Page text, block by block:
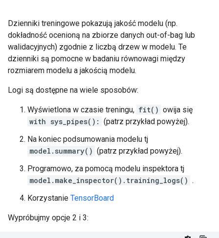
Depth by leafs:
Count: 2429 Average: 3.39234 StdDev: 1.08569
Min: 1 Max: 7 Ignored: 0
----------------------------------------------
[ 1, 2)  26   1.07%   1.07%
[ 2, 3) 557  22.93%  24.00% #######
[ 3, 4) 716  29.48%  53.48% #########
[ 4, 5) 767  31.58%  85.06% ##########
[ 5, 6) 300  12.35%  97.41% ####
[ 6, 7)  57   2.35%  99.75% #
[ 7, 7]   6   0.25% 100.00%
Number of training obs by leaf:
Count: 2429 Average: 31.1239 StdDev: 32.4208
Min: 5 Max: 115 Ignored: 0
----------------------------------------------
[   5,  10) 1193  49.11%  49.11% ##########
[  10,  16)  137   5.64%  54.76% #
[  16,  21)   70   2.88%  57.64% #
[  21,  27)   69   2.84%  60.48% #
[  27,  32)   72   2.96%  63.44% #
Dzienniki treningowe pokazują jakość modelu (np.
dokładność ocenioną na zbiorze danych out-of-bag lub
walidacyjnych) zgodnie z liczbą drzew w modelu. Te
dzienniki są pomocne w badaniu równowagi między
rozmiarem modelu a jakością modelu.
Logi są dostępne na wiele sposobów:
Wyświetlona w czasie treningu, fit() owija się
with sys_pipes(): (patrz przykład powyżej).
Na koniec podsumowania modelu tj
model.summary() (patrz przykład powyżej).
Programowo, za pomocą modelu inspektora tj
model.make_inspector().training_logs() .
Korzystanie TensorBoard
Wypróbujmy opcje 2 i 3: